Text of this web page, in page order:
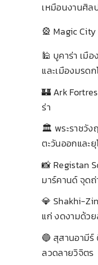
เหมือนงานศิล
🎡 Magic
🕌 บูคาร่า เมื
และเมืองมรด
🏰 Ark
ร่า
🏛️ พระราชวัง
ตะวันออกและยุ
📸 Registan
มาร์คานด์ จุด
💎 Shakhi-
แก่ งดงามด้ว
🔵 สุสานอามี
ลวดลายวิจิตร